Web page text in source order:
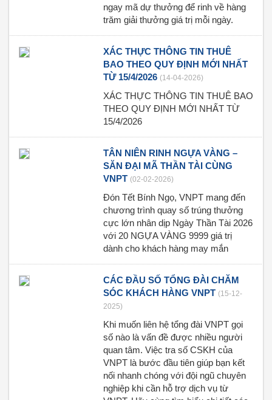
ngay mã dự thưởng để rinh về hàng
trăm giải thưởng giá trị mỗi ngày.
XÁC THỰC THÔNG TIN THUÊ
BAO THEO QUY ĐỊNH MỚI NHẤT
TỪ 15/4/2026 (14-04-2026)
XÁC THỰC THÔNG TIN THUÊ BAO
THEO QUY ĐỊNH MỚI NHẤT TỪ
15/4/2026
TÂN NIÊN RINH NGỰA VÀNG –
SĂN ĐẠI MÃ THẦN TÀI CÙNG
VNPT (02-02-2026)
Đón Tết Bính Ngọ, VNPT mang đến
chương trình quay số trúng thưởng
cực lớn nhân dịp Ngày Thần Tài 2026
với 20 NGỰA VÀNG 9999 giá trị
dành cho khách hàng may mắn
CÁC ĐẦU SỐ TỔNG ĐÀI CHĂM
SÓC KHÁCH HÀNG VNPT (15-12-
2025)
Khi muốn liên hệ tổng đài VNPT gọi
số nào là vấn đề được nhiều người
quan tâm. Việc tra số CSKH của
VNPT là bước đầu tiên giúp bạn kết
nối nhanh chóng với đội ngũ chuyên
nghiệp khi cần hỗ trợ dịch vụ từ